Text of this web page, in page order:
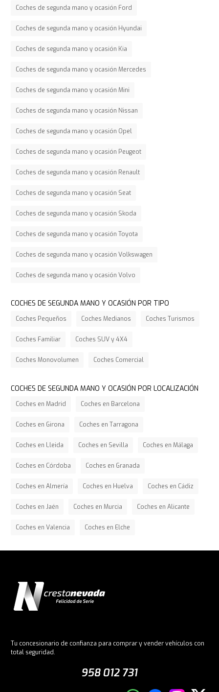
Coches de segunda mano y ocasión Ford
Coches de segunda mano y ocasión Hyundai
Coches de segunda mano y ocasión Kia
Coches de segunda mano y ocasión Mercedes
Coches de segunda mano y ocasión Mini
Coches de segunda mano y ocasión Nissan
Coches de segunda mano y ocasión Opel
Coches de segunda mano y ocasión Peugeot
Coches de segunda mano y ocasión Renault
Coches de segunda mano y ocasión Seat
Coches de segunda mano y ocasión Skoda
Coches de segunda mano y ocasión Toyota
Coches de segunda mano y ocasión Volkswagen
Coches de segunda mano y ocasión Volvo
COCHES DE SEGUNDA MANO Y OCASIÓN POR TIPO
Coches Pequeños Coches Medianos Coches Turismos
Coches Familiar Coches SUV y 4X4
Coches Monovolumen Coches Comercial
COCHES DE SEGUNDA MANO Y OCASIÓN POR LOCALIZACIÓN
Coches en Madrid Coches en Barcelona
Coches en Girona Coches en Tarragona
Coches en Lleida Coches en Sevilla Coches en Málaga
Coches en Córdoba Coches en Granada
Coches en Almería Coches en Huelva Coches en Cádiz
Coches en Jaén Coches en Murcia Coches en Alicante
Coches en Valencia Coches en Elche
Tu concesionario de confianza para comprar y vender vehículos con
total seguridad.
958 012 731